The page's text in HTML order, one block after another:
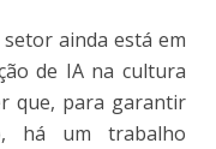
ainda está em
de IA na cultura
que, para garantir
há um trabalho